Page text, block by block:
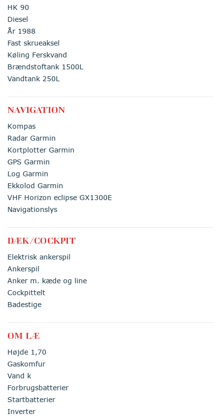
HK 90
Diesel
År 1988
Fast skrueaksel
Køling Ferskvand
Brændstoftank 1500L
Vandtank 250L
NAVIGATION
Kompas
Radar Garmin
Kortplotter Garmin
GPS Garmin
Log Garmin
Ekkolod Garmin
VHF Horizon eclipse GX1300E
Navigationslys
DÆK/COCKPIT
Elektrisk ankerspil
Ankerspil
Anker m. kæde og line
Cockpittelt
Badestige
OM LÆ
Højde 1,70
Gaskomfur
Vand k
Forbrugsbatterier
Startbatterier
Inverter